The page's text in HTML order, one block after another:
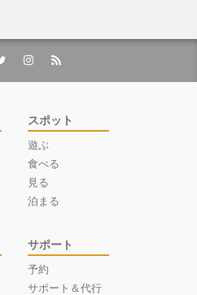
スポット
遊ぶ
食べる
見る
泊まる
サポート
予約
サポート＆代行